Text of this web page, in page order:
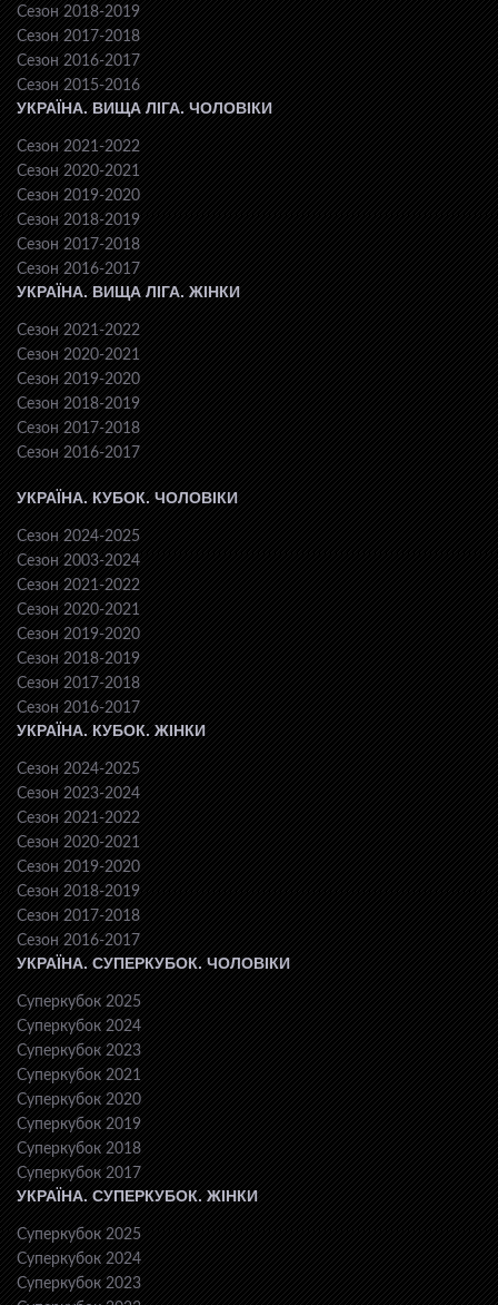
Сезон 2018-2019
Сезон 2017-2018
Сезон 2016-2017
Сезон 2015-2016
УКРАЇНА. ВИЩА ЛІГА. ЧОЛОВІКИ
Сезон 2021-2022
Сезон 2020-2021
Сезон 2019-2020
Сезон 2018-2019
Сезон 2017-2018
Сезон 2016-2017
УКРАЇНА. ВИЩА ЛІГА. ЖІНКИ
Сезон 2021-2022
Сезон 2020-2021
Сезон 2019-2020
Сезон 2018-2019
Сезон 2017-2018
Сезон 2016-2017
УКРАЇНА. КУБОК. ЧОЛОВІКИ
Сезон 2024-2025
Сезон 2003-2024
Сезон 2021-2022
Сезон 2020-2021
Сезон 2019-2020
Сезон 2018-2019
Сезон 2017-2018
Сезон 2016-2017
УКРАЇНА. КУБОК. ЖІНКИ
Сезон 2024-2025
Сезон 2023-2024
Сезон 2021-2022
Сезон 2020-2021
Сезон 2019-2020
Сезон 2018-2019
Сезон 2017-2018
Сезон 2016-2017
УКРАЇНА. СУПЕРКУБОК. ЧОЛОВІКИ
Суперкубок 2025
Суперкубок 2024
Суперкубок 2023
Суперкубок 2021
Суперкубок 2020
Суперкубок 2019
Суперкубок 2018
Суперкубок 2017
УКРАЇНА. СУПЕРКУБОК. ЖІНКИ
Суперкубок 2025
Суперкубок 2024
Суперкубок 2023